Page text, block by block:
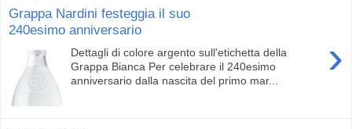
Grappa Nardini festeggia il suo
240esimo anniversario
›
Dettagli di colore argento sull'etichetta della
Grappa Bianca Per celebrare il 240esimo
anniversario dalla nascita del primo mar...